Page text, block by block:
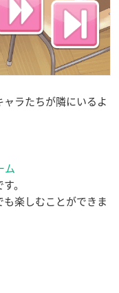
ラたちが隣にいるよ
ム
。
楽しむことができま